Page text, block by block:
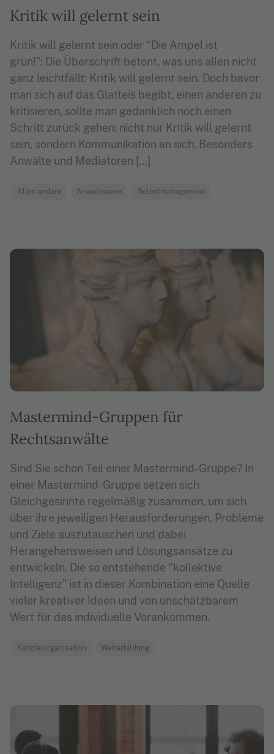
Kritik will gelernt sein
Kritik will gelernt sein oder “Die Ampel ist
grün!”: Die Überschrift betont, was uns allen nicht
ganz leichtfällt: Kritik will gelernt sein. Doch bevor
man sich auf das Glatteis begibt, einen anderen zu
kritisieren, sollte man gedanklich noch einen
Schritt zurück gehen: nicht nur Kritik will gelernt
sein, sondern Kommunikation an sich. Besonders
Anwälte und Mediatoren […]
Alles andere Anwaltsnews Selbstmanagement
Mastermind-Gruppen für
Rechtsanwälte
Sind Sie schon Teil einer Mastermind-Gruppe? In
einer Mastermind-Gruppe setzen sich
Gleichgesinnte regelmäßig zusammen, um sich
über ihre jeweiligen Herausforderungen, Probleme
und Ziele auszutauschen und dabei
Herangehensweisen und Lösungsansätze zu
entwickeln. Die so entstehende “kollektive
Intelligenz” ist in dieser Kombination eine Quelle
vieler kreativer Ideen und von unschätzbarem
Wert für das individuelle Vorankommen.
Kanzleiorganisation Weiterbildung